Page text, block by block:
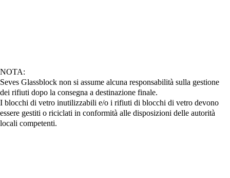
NOTA:
Seves Glassblock non si assume alcuna responsabilità sulla gestione
dei rifiuti dopo la consegna a destinazione finale.
I blocchi di vetro inutilizzabili e/o i rifiuti di blocchi di vetro devono
essere gestiti o riciclati in conformità alle disposizioni delle autorità
locali competenti.